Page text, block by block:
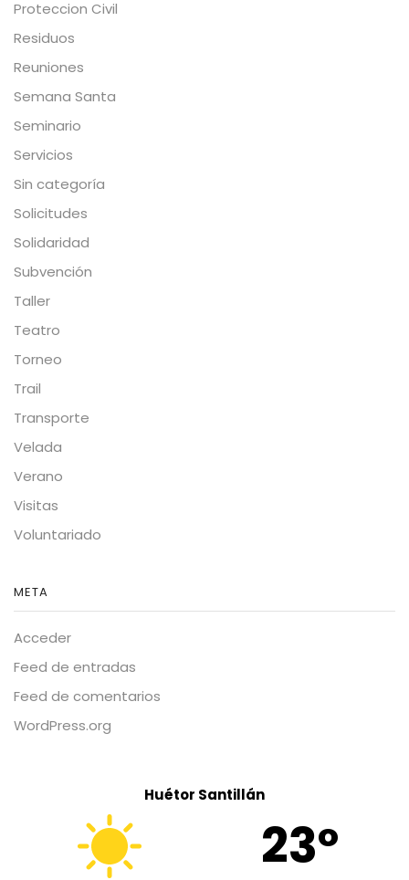
Proteccion Civil
Residuos
Reuniones
Semana Santa
Seminario
Servicios
Sin categoría
Solicitudes
Solidaridad
Subvención
Taller
Teatro
Torneo
Trail
Transporte
Velada
Verano
Visitas
Voluntariado
META
Acceder
Feed de entradas
Feed de comentarios
WordPress.org
Huétor Santillán
23º